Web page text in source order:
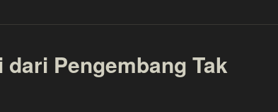
Pengembang Tak